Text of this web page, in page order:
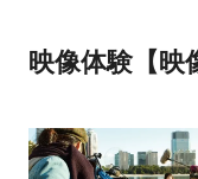
映像体験【映